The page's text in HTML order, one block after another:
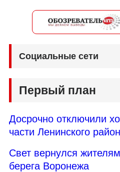
Социальные сети
Первый план
Досрочно отключили
части Ленинского
Свет вернулся
берега Воронежа